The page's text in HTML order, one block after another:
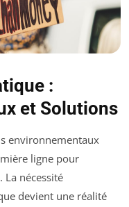
:
et Solutions
environnementaux
ligne pour
. La nécessité
devient une réalité